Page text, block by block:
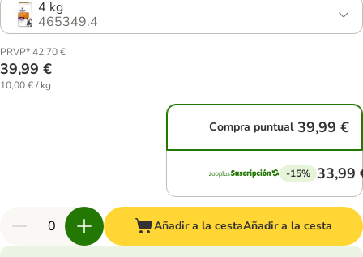
4 kg
465349.4
PRVP* 42,70 €
39,99 €
10,00 € / kg
Compra puntual 39,99 €
-15% 33,99
Añadir a la cestaAñadir a la cesta